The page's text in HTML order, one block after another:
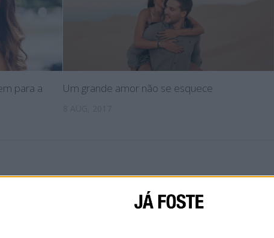
para a
Um grande amor não se esquece